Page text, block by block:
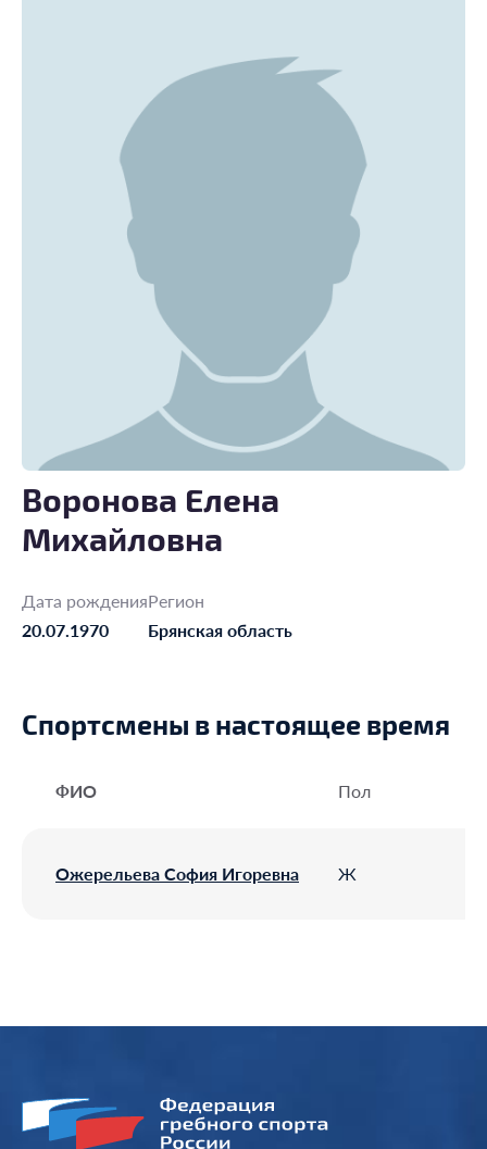
Воронова Елена
Михайловна
Дата рождения
20.07.1970
Регион
Брянская область
Спортсмены в настоящее время
ФИО Пол
Ожерельева София Игоревна Ж